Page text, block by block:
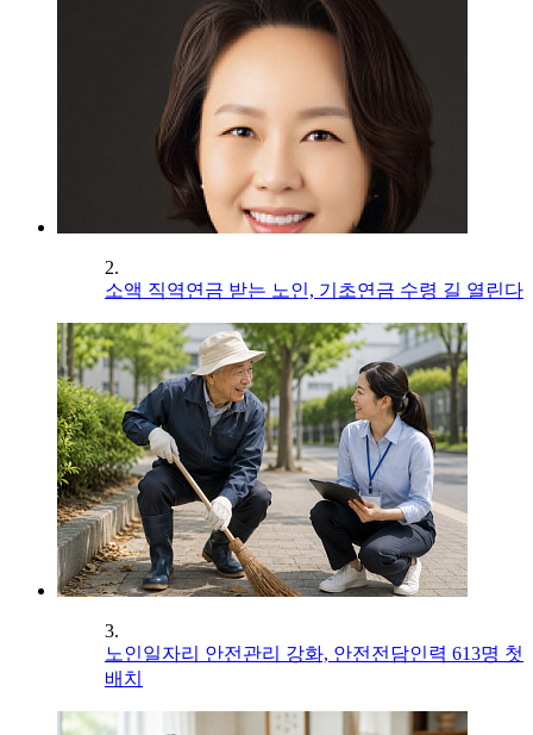
2.
소액 직역연금 받는 노인, 기초연금 수령 길 열린다
3.
노인일자리 안전관리 강화, 안전전담인력 613명 첫
배치